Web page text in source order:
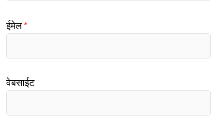
ईमेल*
वेबसाईट